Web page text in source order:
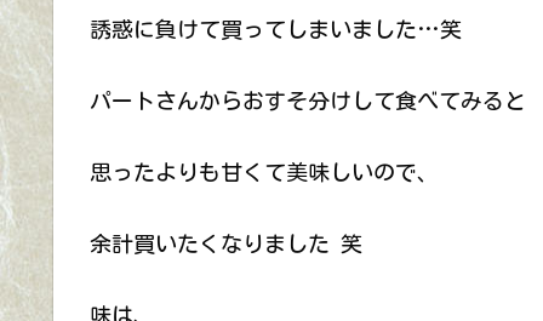
誘惑に負けて買ってしまいました…笑
パートさんからおすそ分けして食べてみると
思ったよりも甘くて美味しいので、
余計買いたくなりました 笑
味は、